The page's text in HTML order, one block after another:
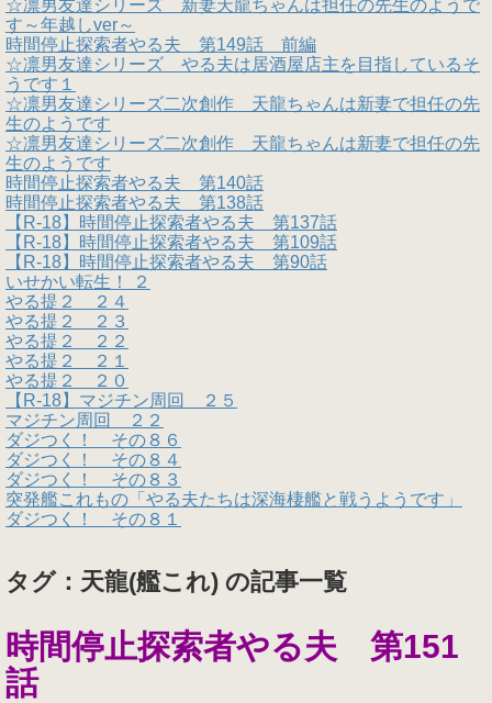
☆凛男友達シリーズ 新妻天龍ちゃんは担任の先生のようで
す～年越しver～
時間停止探索者やる夫 第149話 前編
☆凛男友達シリーズ やる夫は居酒屋店主を目指しているそ
うです１
☆凛男友達シリーズ二次創作 天龍ちゃんは新妻で担任の先
生のようです
☆凛男友達シリーズ二次創作 天龍ちゃんは新妻で担任の先
生のようです
時間停止探索者やる夫 第140話
時間停止探索者やる夫 第138話
【R-18】時間停止探索者やる夫 第137話
【R-18】時間停止探索者やる夫 第109話
【R-18】時間停止探索者やる夫 第90話
いせかい転生！ ２
やる提２ ２４
やる提２ ２３
やる提２ ２２
やる提２ ２１
やる提２ ２０
【R-18】マジチン周回 ２５
マジチン周回 ２２
ダジつく！ その８６
ダジつく！ その８４
ダジつく！ その８３
突発艦これもの「やる夫たちは深海棲艦と戦うようです」
ダジつく！ その８１
タグ：天龍(艦これ) の記事一覧
時間停止探索者やる夫 第151
話